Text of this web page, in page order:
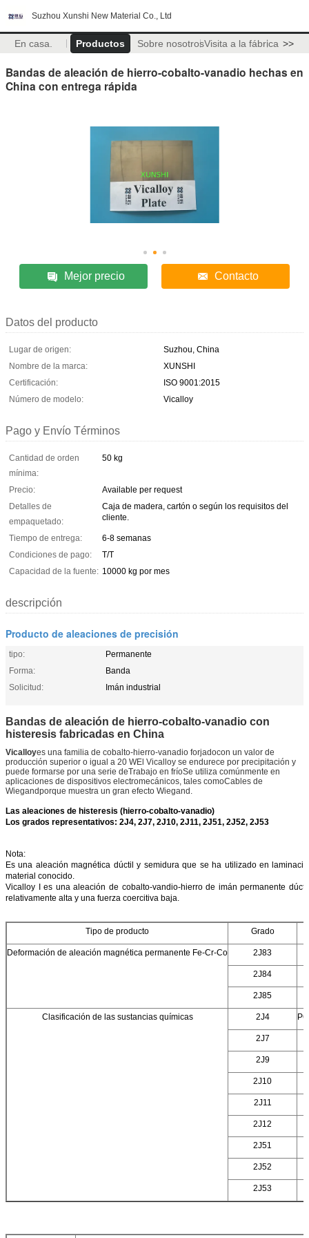
Suzhou Xunshi New Material Co., Ltd
En casa. Productos Sobre nosotrosVisita a la fábrica >>
Bandas de aleación de hierro-cobalto-vanadio hechas en
China con entrega rápida
Mejor precio Contacto
Datos del producto
Lugar de origen:
Suzhou, China
Nombre de la marca:
XUNSHI
Certificación:
ISO 9001:2015
Número de modelo:
Vicalloy
Pago y Envío Términos
Cantidad de orden
mínima:
50 kg
Precio:
Available per request
Detalles de
empaquetado:
Caja de madera, cartón o según los requisitos del
cliente.
Tiempo de entrega:
6-8 semanas
Condiciones de pago:
T/T
Capacidad de la fuente: 10000 kg por mes
descripción
Producto de aleaciones de precisión
tipo:
Permanente
Forma:
Banda
Solicitud:
Imán industrial
Bandas de aleación de hierro-cobalto-vanadio con
histeresis fabricadas en China
Vicalloyes una familia de cobalto-hierro-vanadio forjadocon un valor de
producción superior o igual a 20 WEl Vicalloy se endurece por precipitación y
puede formarse por una serie deTrabajo en fríoSe utiliza comúnmente en
aplicaciones de dispositivos electromecánicos, tales comoCables de
Wiegandporque muestra un gran efecto Wiegand.
Las aleaciones de histeresis (hierro-cobalto-vanadio)
Los grados representativos: 2J4, 2J7, 2J10, 2J11, 2J51, 2J52, 2J53
Nota:
Es una aleación magnética dúctil y semidura que se ha utilizado en
material conocido.
Vicalloy I es una aleación de cobalto-vandio-hierro de imán permanente
relativamente alta y una fuerza coercitiva baja.
Tipo de producto Grado
Deformación de aleación magnética permanente Fe-Cr-Co 2J83
2J84
2J85
Clasificación de las sustancias químicas 2J4
2J7
2J9
2J10
2J11
2J12
2J51
2J52
2J53